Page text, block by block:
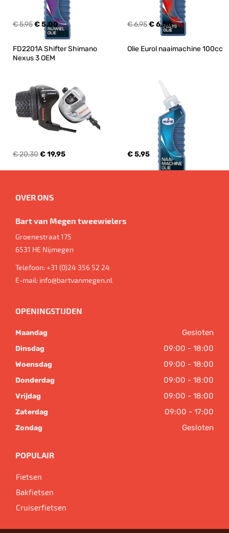
€ 5,95€ 5,00 € 6,95€ 6,50
FD2201A Shifter Shimano
Nexus 3 OEM
€ 20,30€ 19,95
Olie Eurol naaimachine 100cc
€ 5,95
OVER ONS
Bart van Megen tweewielers
Groenestraat 175
6531 HE Nijmegen
Telefoon:+31 (0)24 356 52 24
E-mail: info@bartvanmegen.nl
OPENINGSTIJDEN
Maandag Gesloten
Dinsdag 09:00 - 18:00
Woensdag 09:00 - 18:00
Donderdag 09:00 - 18:00
Vrijdag 09:00 - 18:00
Zaterdag 09:00 - 17:00
Zondag Gesloten
POPULAIR
Fietsen
Bakfietsen
Cruiserfietsen